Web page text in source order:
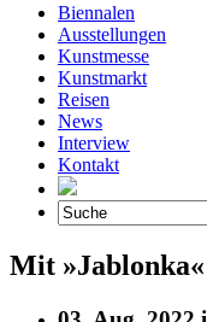
Biennalen
Ausstellungen
Kunstmesse
Kunstmarkt
Reisen
News
Interview
Kontakt
Mit